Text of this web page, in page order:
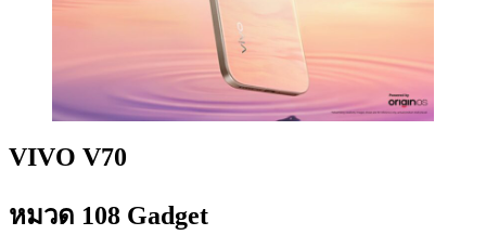
VIVO V70
หมวด 108 Gadget